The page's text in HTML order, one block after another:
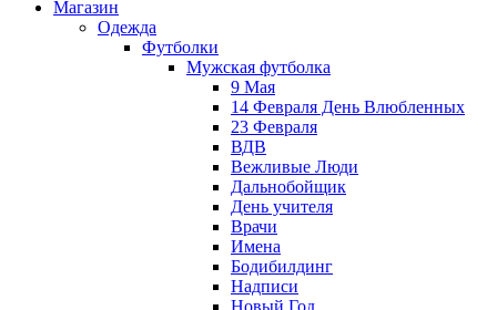
Магазин
Одежда
Футболки
Мужская футболка
9 Мая
14 Февраля День Влюбленных
23 Февраля
ВДВ
Вежливые Люди
Дальнобойщик
День учителя
Врачи
Имена
Бодибилдинг
Надписи
Новый Год